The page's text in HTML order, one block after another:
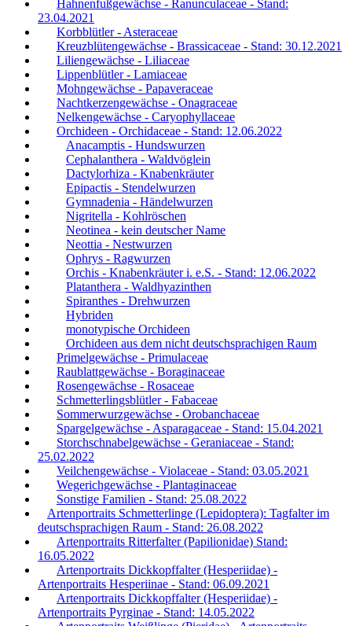
Hahnenfußgewächse - Ranunculaceae - Stand:
23.04.2021
Korbblütler - Asteraceae
Kreuzblütengewächse - Brassicaceae - Stand: 30.12.2021
Liliengewächse - Liliaceae
Lippenblütler - Lamiaceae
Mohngewächse - Papaveraceae
Nachtkerzengewächse - Onagraceae
Nelkengewächse - Caryophyllaceae
Orchideen - Orchidaceae - Stand: 12.06.2022
Anacamptis - Hundswurzen
Cephalanthera - Waldvöglein
Dactylorhiza - Knabenkräuter
Epipactis - Stendelwurzen
Gymnadenia - Händelwurzen
Nigritella - Kohlröschen
Neotinea - kein deutscher Name
Neottia - Nestwurzen
Ophrys - Ragwurzen
Orchis - Knabenkräuter i. e.S. - Stand: 12.06.2022
Platanthera - Waldhyazinthen
Spiranthes - Drehwurzen
Hybriden
monotypische Orchideen
Orchideen aus dem nicht deutschsprachigen Raum
Primelgewächse - Primulaceae
Raublattgewächse - Boraginaceae
Rosengewächse - Rosaceae
Schmetterlingsblütler - Fabaceae
Sommerwurzgewächse - Orobanchaceae
Spargelgewächse - Asparagaceae - Stand: 15.04.2021
Storchschnabelgewächse - Geraniaceae - Stand:
25.02.2022
Veilchengewächse - Violaceae - Stand: 03.05.2021
Wegerichgewächse - Plantaginaceae
Sonstige Familien - Stand: 25.08.2022
Artenportraits Schmetterlinge (Lepidoptera): Tagfalter im
deutschsprachigen Raum - Stand: 26.08.2022
Artenportraits Ritterfalter (Papilionidae) Stand:
16.05.2022
Artenportraits Dickkopffalter (Hesperiidae) -
Artenportraits Hesperiinae - Stand: 06.09.2021
Artenportraits Dickkopffalter (Hesperiidae) -
Artenportraits Pyrginae - Stand: 14.05.2022